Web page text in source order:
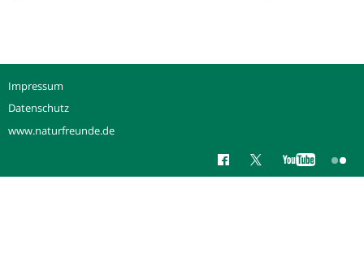
Impressum
Datenschutz
www.naturfreunde.de